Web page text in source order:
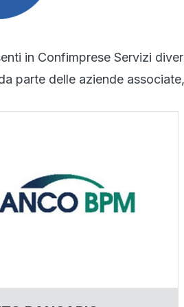
in Confimprese Servizi
parte delle aziende